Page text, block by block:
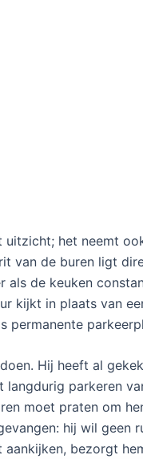
uitzicht; het neemt
van de buren ligt
de keuken
kijkt in plaats van
permanente
Hij heeft al
parkeren
moet praten om
hij wil geen
bezorgt